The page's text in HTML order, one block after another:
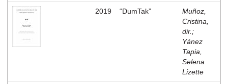
2019 “DumTak”
Muñoz,
Cristina,
dir. ;
Yánez
Tapia,
Selena
Lizette